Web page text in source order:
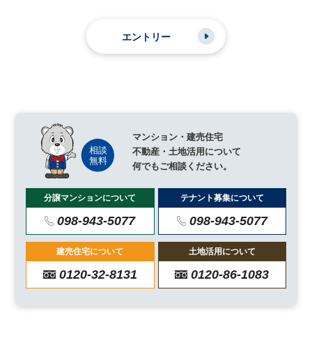
マンション・建売住宅
不動産・土地活用について
何でもご相談ください。
分譲マンションについて
098-943-5077
テナント募集について
098-943-5077
建売住宅について
0120-32-8131
土地活用について
0120-86-1083